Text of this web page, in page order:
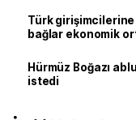
Türk girişimcilerine
bağlar ekonomik
Hürmüz Boğazı
istedi